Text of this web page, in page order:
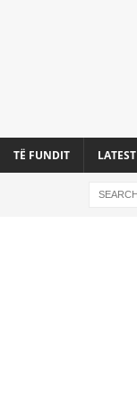
TË FUNDIT LATEST